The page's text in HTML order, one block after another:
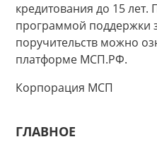
кредитования до 15 лет.
программой поддержки
поручительств можно
платформе МСП.РФ.
Корпорация МСП
ГЛАВНОЕ